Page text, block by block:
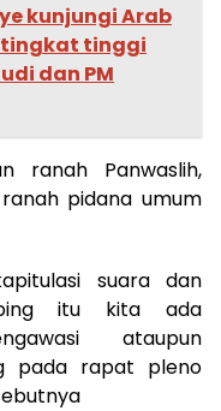
kunjungi Arab
tingkat tinggi
dan PM
ranah Panwaslih,
pidana umum
suara dan
itu kita ada
ataupun
pada rapat pleno